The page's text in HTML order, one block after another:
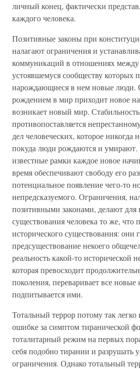
личный конец, фактически
каждого человека.
Позитивные законы при
налагают ограничения и
коммуникаций в отношениях
устоявшемуся сообществу которых
нарождающиеся в нем новые
рождением в мир приходит новое
возникает новый мир. Стабильность
противопоставляется
дел человеческих, которое никогда
покуда люди рождаются и умирают.
известные рамки каждое новое
время обеспечивают свободу его
потенциальное появление чего-то
непредсказуемого. Ограничения,
позитивными законами, делают для
существования человека то же, что
исторического существования: они
предсуществование некоего
реальность какой-то исторической
которая превосходит
поколения, переваривает все новые
подпитывается ими.
Тотальный террор потому так
ошибке за симптом тиранической
тоталитарный режим на первых
себя подобно тирании и разрушать
ограничения. Однако тотальный